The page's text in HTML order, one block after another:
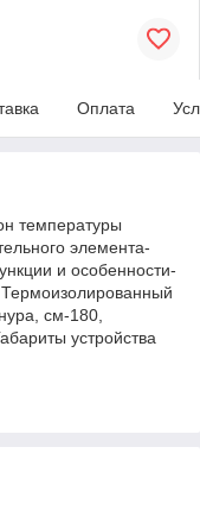
Оплата
температуры
элемента-
и особенности-
см-180,
устройства